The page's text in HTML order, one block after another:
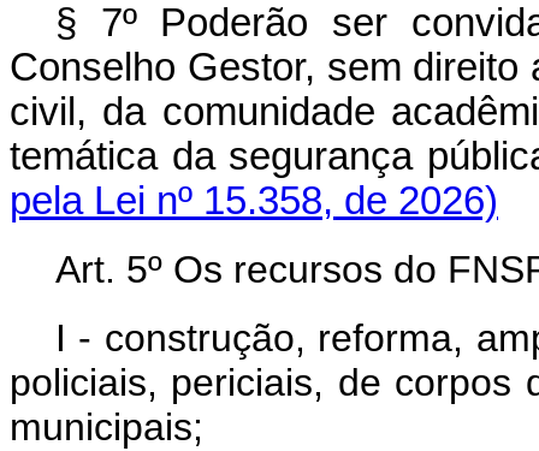
§ 7º Poderão ser
Conselho Gestor, sem
civil, da comunidade
temática da segurança
pela Lei nº 15.358, de 2026)
Art. 5º Os recursos do
I - construção, reforma,
policiais, periciais, de corpos
municipais;